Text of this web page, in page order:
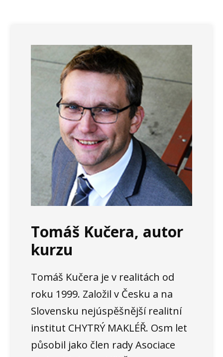
Tomáš Kučera, autor
kurzu
Tomáš Kučera je v realitách od
roku 1999. Založil v Česku a na
Slovensku nejúspěšnější realitní
institut CHYTRÝ MAKLÉŘ. Osm let
působil jako člen rady Asociace